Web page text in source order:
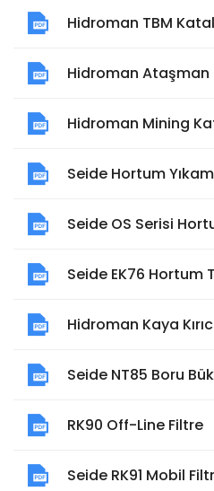
Hidroman TBM
Hidroman
Hidroman Mining
Seide Hortum
Seide OS Serisi
Seide EK76 Hortum
Hidroman Kaya
Seide NT85 Boru
RK90 Off-Line Filtre
Seide RK91 Mobil